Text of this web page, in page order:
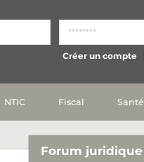
Créer un compte
NTIC Fiscal Santé
Forum juridique